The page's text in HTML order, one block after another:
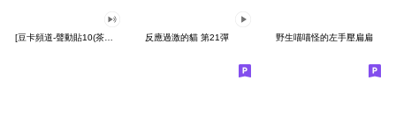
反應過激的貓 第21彈 野生喵喵怪的左手壓扁扁